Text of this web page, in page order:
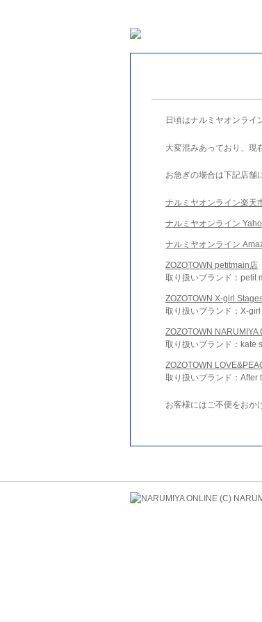
日頃はナルミヤオンライ
大変混みあっており、現
お急ぎの場合は下記店舗
ナルミヤオンライン楽天
ナルミヤオンライン
ナルミヤオンライン
ZOZOTOWN petitmain店
取り扱いブランド：petit
ZOZOTOWN X-girl
取り扱いブランド：X-
ZOZOTOWN NARUMIYA
取り扱いブランド：kate
ZOZOTOWN
取り扱いブランド：
お客様にはご不便をおか